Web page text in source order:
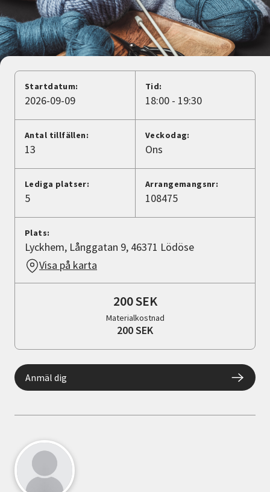
Cirkelledare
Nyheter
Avdelningar
Lyssna
Startdatum:
2026-09-09
Tid:
18:00 - 19:30
Antal tillfällen:
13
Veckodag:
Ons
Lediga platser:
5
Arrangemangsnr:
108475
Plats:
Lyckhem, Långgatan 9, 46371 Lödöse
Visa på karta
200 SEK
Materialkostnad
200 SEK
Anmäl dig